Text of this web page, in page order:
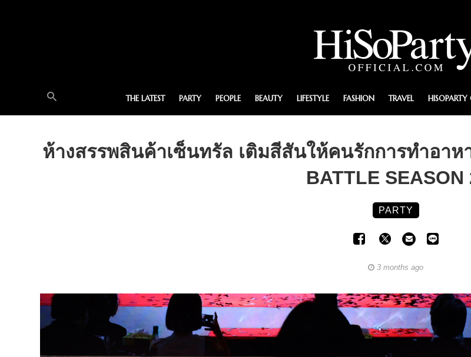
THE LATEST PARTY PEOPLE BEAUTY LIFESTYLE FASHION TRAVEL HISOPARTY
ห้างสรรพสินค้าเซ็นทรัล เติมสีสันให้คนรักการทำอาห
BATTLE SEASON
PARTY
3 months ago